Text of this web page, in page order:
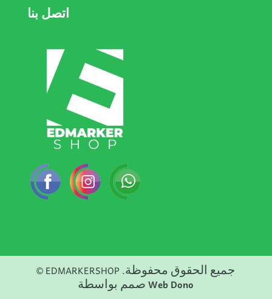
اتصل بنا
© EDMARKERSHOP جميع الحقوق محفوظة.
صمم بواسطةWeb Dono